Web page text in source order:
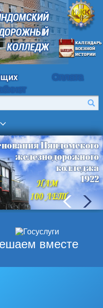
КОЛЛЕДЖ
Оплата
вместе